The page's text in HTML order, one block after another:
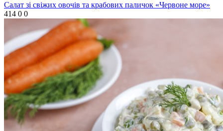
Салат зі свіжих овочів та крабових паличок «Червоне море»
414 0 0